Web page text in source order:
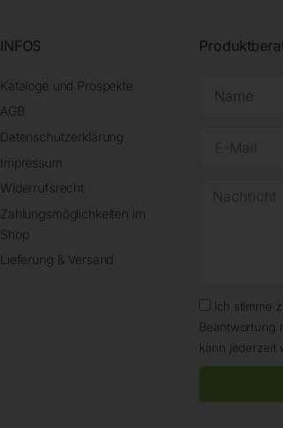
INFOS
Kataloge und Prospekte
AGB
Datenschutzerklärung
Impressum
Widerrufsrecht
Zahlungsmöglichkeiten im
Shop
Lieferung & Versand
Ich stimme
Beantwortung
kann jederzeit